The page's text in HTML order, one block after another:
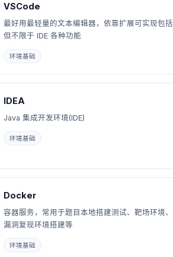
VSCode
最好用最轻量的文本编辑器，依靠扩展可实现包括
但不限于 IDE 各种功能
环境基础
IDEA
Java 集成开发环境(IDE)
环境基础
Docker
容器服务，常用于题目本地搭建测试、靶场环境、
漏洞复现环境搭建等
环境基础